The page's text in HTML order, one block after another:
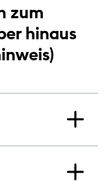
zum
hinaus